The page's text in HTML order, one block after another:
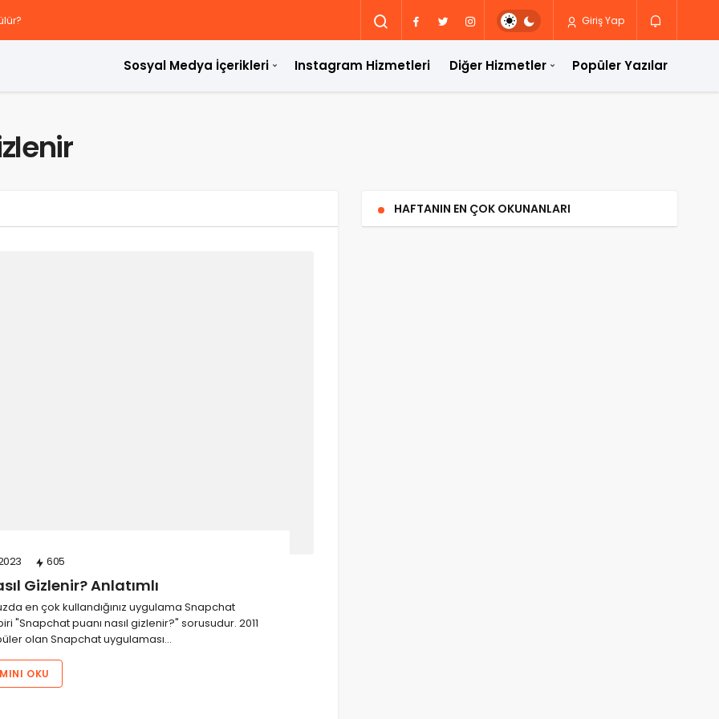
Giriş Yap
Sosyal Medya İçerikleri Instagram Hizmetleri Diğer Hizmetler Popüler Yazılar
605
Gizlenir? Anlatımlı
en çok kullandığınız uygulama Snapchat
"Snapchat puanı nasıl gizlenir?" sorusudur. 2011
olan Snapchat uygulaması…
OKU
HAFTANIN EN ÇOK OKUNANLARI